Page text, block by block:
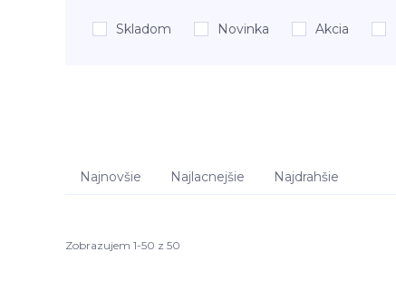
Skladom Novinka Akcia
Najnovšie Najlacnejšie Najdrahšie
Zobrazujem 1-50 z 50